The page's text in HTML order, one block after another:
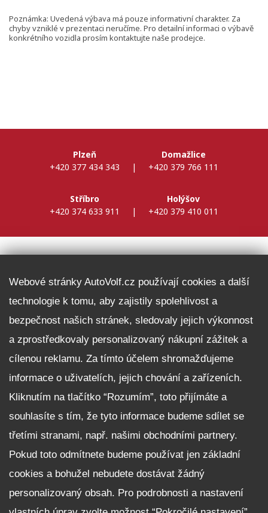
Poznámka: Uvedená výbava má pouze informativní charakter. Za
chyby vzniklé v prezentaci neručíme. Pro detailní informaci o výbavě
konkrétního vozidla prosím kontaktujte naše prodejce.
Plzeň
+420 377 434 343
|
Domažlice
+420 379 766 111
Stříbro
+420 374 633 911
|
Holýšov
+420 379 410 011
Fleet program Škoda
Nabídka zaměstnání
Facebook
Reklamační řád
Zásady zpracování osobních údajů pro zákazníky
Upozornění pro věřitele a společníky na jejich práva
Nastavení cookies
Webové stránky AutoVolf.cz používají cookies a další
technologie k tomu, aby zajistily spolehlivost a
bezpečnost našich stránek, sledovaly jejich výkonnost
a zprostředkovaly personalizovaný nákupní zážitek a
cílenou reklamu. Za tímto účelem shromažďujeme
informace o uživatelích, jejich chování a zařízeních.
Kliknutím na tlačítko “Rozumím”, toto přijímáte a
souhlasíte s tím, že tyto informace budeme sdílet se
třetími stranami, např. našimi obchodními partnery.
Pokud toto odmítnete budeme používat jen základní
cookies a bohužel nebudete dostávat žádný
personalizovaný obsah. Pro podrobnosti a nastavení